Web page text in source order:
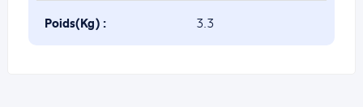
Poids(Kg) : 3.3